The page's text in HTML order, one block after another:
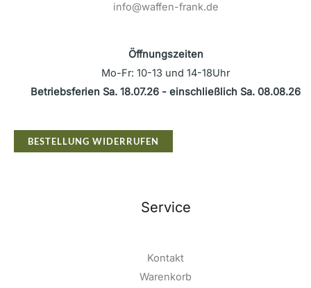
info@waffen-frank.de
Öffnungszeiten
Mo-Fr: 10-13 und 14-18Uhr
Betriebsferien Sa. 18.07.26 - einschließlich Sa. 08.08.26
BESTELLUNG WIDERRUFEN
Service
Kontakt
Warenkorb